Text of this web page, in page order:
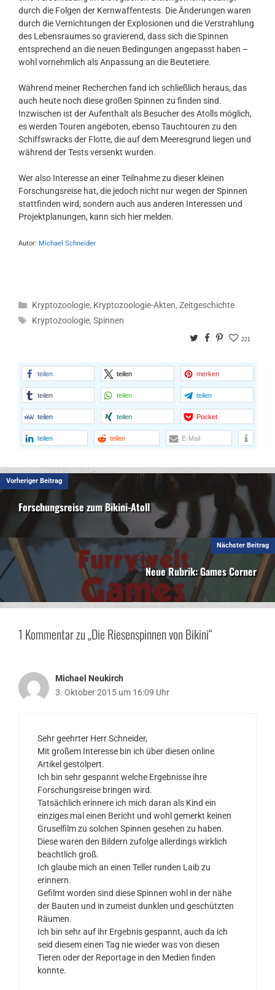
durch die Folgen der Kernwaffentests. Die Änderungen waren
durch die Vernichtungen der Explosionen und die Verstrahlung
des Lebensraumes so gravierend, dass sich die Spinnen
entsprechend an die neuen Bedingungen angepasst haben –
wohl vornehmlich als Anpassung an die Beutetiere.
Während meiner Recherchen fand ich schließlich heraus, das
auch heute noch diese großen Spinnen zu finden sind.
Inzwischen ist der Aufenthalt als Besucher des Atolls möglich,
es werden Touren angeboten, ebenso Tauchtouren zu den
Schiffswracks der Flotte, die auf dem Meeresgrund liegen und
während der Tests versenkt wurden.
Wer also Interesse an einer Teilnahme zu dieser kleinen
Forschungsreise hat, die jedoch nicht nur wegen der Spinnen
stattfinden wird, sondern auch aus anderen Interessen und
Projektplanungen, kann sich hier melden.
Autor: Michael Schneider
Kategorien
Kryptozoologie, Kryptozoologie-Akten,Zeitgeschichte
Schlagwörter
Kryptozoologie,Spinnen
TwitterFacebook
Pinterest
221
teilen teilen merken
teilen teilen teilen
teilen teilen Pocket
teilen teilen E-Mail
Vorheriger Beitrag
Forschungsreise zum Bikini-Atoll
Nächster Beitrag
Neue Rubrik: Games Corner
1 Kommentar zu „Die Riesenspinnen von Bikini“
Michael Neukirch
3. Oktober 2015 um 16:09 Uhr
Sehr geehrter Herr Schneider,
Mit großem Interesse bin ich über diesen online
Artikel gestolpert.
Ich bin sehr gespannt welche Ergebnisse ihre
Forschungsreise bringen wird.
Tatsächlich erinnere ich mich daran als Kind ein
einziges mal einen Bericht und wohl gemerkt keinen
Gruselfilm zu solchen Spinnen gesehen zu haben.
Diese waren den Bildern zufolge allerdings wirklich
beachtlich groß.
Ich glaube mich an einen Teller runden Laib zu
erinnern.
Gefilmt worden sind diese Spinnen wohl in der nähe
der Bauten und in zumeist dunklen und geschützten
Räumen.
Ich bin sehr auf ihr Ergebnis gespannt, auch da ich
seid diesem einen Tag nie wieder was von diesen
Tieren oder der Reportage in den Medien finden
konnte.